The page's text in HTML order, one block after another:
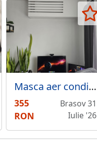
Masca aer conditionat Lora.
355
RON
Brasov 31
Iulie '26